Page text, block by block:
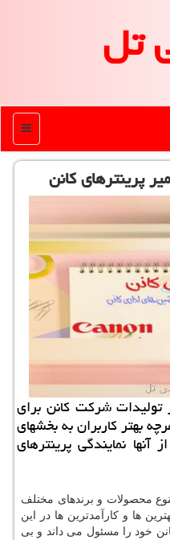
تل
منو
پرینترهای كانن
تولیدات شركت كانن برای
بهتر كاربران به بخشهای
نمایندگی پرینترهای
محصولات و برندهای مختلف
ها و کارآمدترین ها در این
خود را مسئول می داند و بی